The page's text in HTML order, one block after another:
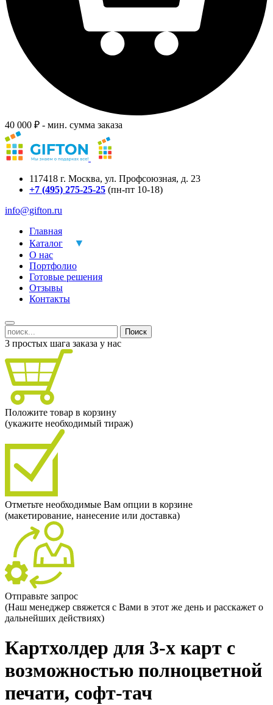
40 000 ₽ - мин. сумма заказа
117418 г. Москва, ул. Профсоюзная, д. 23
+7 (495) 275-25-25 (пн-пт 10-18)
info@gifton.ru
Главная
Каталог
О нас
Портфолио
Готовые решения
Отзывы
Контакты
Поиск
3 простых шага заказа у нас
Положите товар в корзину
(укажите необходимый тираж)
Отметьте необходимые Вам опции в корзине
(макетирование, нанесение или доставка)
Отправьте запрос
(Наш менеджер свяжется с Вами в этот же день и расскажет о
дальнейших действиях)
Картхолдер для 3-х карт с
возможностью полноцветной
печати, софт-тач